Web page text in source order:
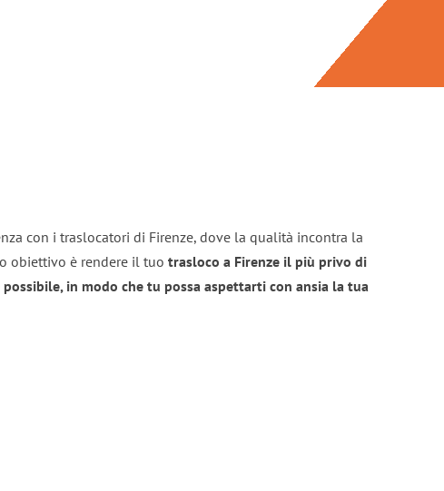
con i traslocatori di Firenze, dove la qualità incontra la
obiettivo è rendere il tuo trasloco a Firenze il più privo di
in modo che tu possa aspettarti con ansia la tua